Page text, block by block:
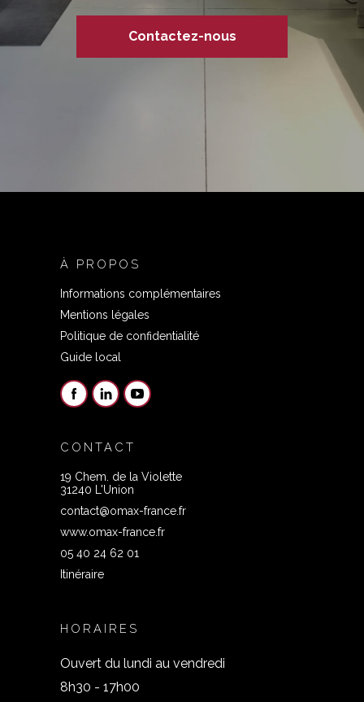
Contactez-nous
À PROPOS
Informations complémentaires
Mentions légales
Politique de confidentialité
Guide local
CONTACT
19 Chem. de la Violette
31240 L'Union
contact@omax-france.fr
www.omax-france.fr
05 40 24 62 01
Itinéraire
HORAIRES
Ouvert du lundi au vendredi
8h30 - 17h00